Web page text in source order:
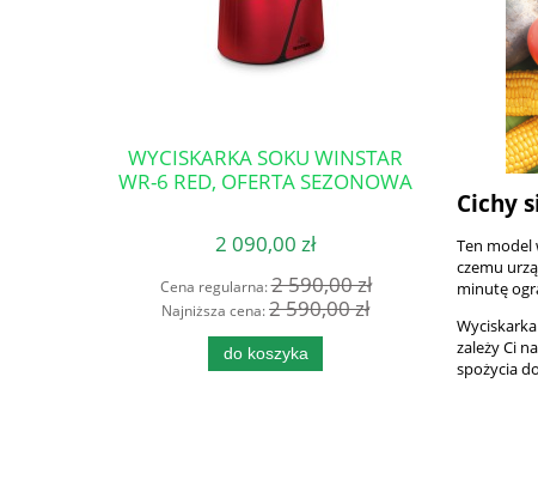
WYCISKARKA SOKU WINSTAR
WR-6 RED, OFERTA SEZONOWA
2 090,00 zł
Cena regularna:2 590,00 zł
Najniższa cena:2 590,00 zł
do koszyka
Cichy
Ten model
czemu
minutę
zależy Ci
spożycia